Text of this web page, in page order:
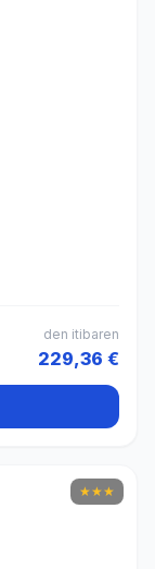
den itibaren
229,36 €
★★★